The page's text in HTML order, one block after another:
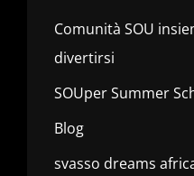
Comunità SOU
divertirsi
SOUper Summer
Blog
svasso dreams